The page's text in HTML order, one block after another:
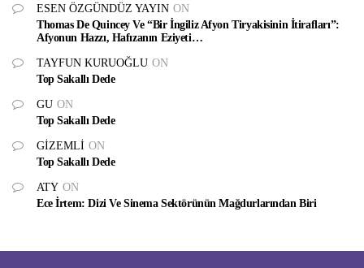
ESEN ÖZGÜNDÜZ YAYIN ON
Thomas De Quincey Ve “Bir İngiliz Afyon Tiryakisinin İtirafları”:
Afyonun Hazzı, Hafızanın Eziyeti…
TAYFUN KURUOĞLU ON
Top Sakallı Dede
GU ON
Top Sakallı Dede
GIZEMLI ON
Top Sakallı Dede
ATY ON
Ece İrtem: Dizi Ve Sinema Sektörünün Mağdurlarından Biri